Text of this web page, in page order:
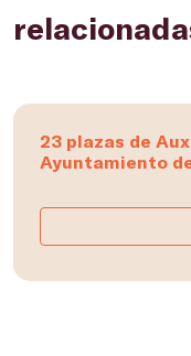
23 plazas de
Ayuntamiento